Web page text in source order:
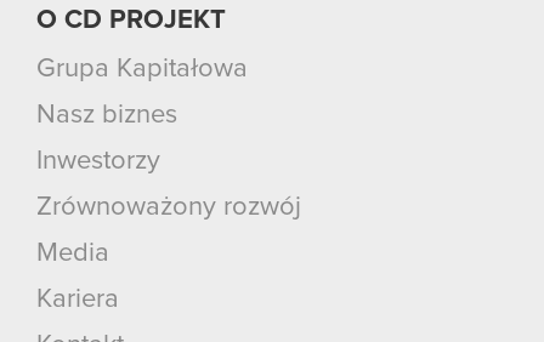
O CD PROJEKT
Grupa Kapitałowa
Nasz biznes
Inwestorzy
Zrównoważony rozwój
Media
Kariera